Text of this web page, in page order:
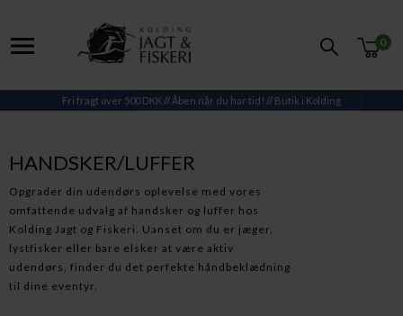
0
Fri fragt over 500 DKK// Åben når du har tid! // Butik i Kolding
HANDSKER/LUFFER
Opgrader din udendørs oplevelse med vores
omfattende udvalg af handsker og luffer hos
Kolding Jagt og Fiskeri. Uanset om du er jæger,
lystfisker eller bare elsker at være aktiv
udendørs, finder du det perfekte håndbeklædning
til dine eventyr.